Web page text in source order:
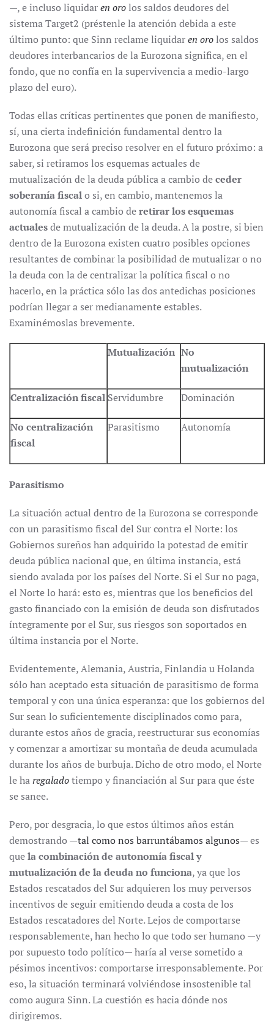
—, e incluso liquidaren orolos saldos deudores del
sistema Target2 (préstenle la atención debida a este
último punto: que Sinn reclame liquidaren orolos saldos
deudores interbancarios de la Eurozona significa, en el
fondo, que no confía en la supervivencia a medio-largo
plazo del euro).
Todas ellas críticas pertinentes que ponen de manifiesto,
sí, una cierta indefinición fundamental dentro la
Eurozona que será preciso resolver en el futuro próximo: a
saber, si retiramos los esquemas actuales de
mutualización de la deuda pública a cambio deceder
soberanía fiscalo si, en cambio, mantenemos la
autonomía fiscal a cambio deretirar los esquemas
actualesde mutualización de la deuda. A la postre, si bien
dentro de la Eurozona existen cuatro posibles opciones
resultantes de combinar la posibilidad de mutualizar o no
la deuda con la de centralizar la política fiscal o no
hacerlo, en la práctica sólo las dos antedichas posiciones
podrían llegar a ser medianamente estables.
Examinémoslas brevemente.
Mutualización No
mutualización
Centralización fiscal Servidumbre Dominación
No centralización
fiscal
Parasitismo Autonomía
Parasitismo
La situación actual dentro de la Eurozona se corresponde
con un parasitismo fiscal del Sur contra el Norte: los
Gobiernos sureños han adquirido la potestad de emitir
deuda pública nacional que, en última instancia, está
siendo avalada por los países del Norte. Si el Sur no paga,
el Norte lo hará: esto es, mientras que los beneficios del
gasto financiado con la emisión de deuda son disfrutados
íntegramente por el Sur, sus riesgos son soportados en
última instancia por el Norte.
Evidentemente, Alemania, Austria, Finlandia u Holanda
sólo han aceptado esta situación de parasitismo de forma
temporal y con una única esperanza: que los gobiernos del
Sur sean lo suficientemente disciplinados como para,
durante estos años de gracia, reestructurar sus economías
y comenzar a amortizar su montaña de deuda acumulada
durante los años de burbuja. Dicho de otro modo, el Norte
le haregaladotiempo y financiación al Sur para que éste
se sanee.
Pero, por desgracia, lo que estos últimos años están
demostrando —tal como nos barruntábamos algunos— es
quela combinación de autonomía fiscal y
mutualización de la deuda no funciona, ya que los
Estados rescatados del Sur adquieren los muy perversos
incentivos de seguir emitiendo deuda a costa de los
Estados rescatadores del Norte. Lejos de comportarse
responsablemente, han hecho lo que todo ser humano —y
por supuesto todo político— haría al verse sometido a
pésimos incentivos: comportarse irresponsablemente. Por
eso, la situación terminará volviéndose insostenible tal
como augura Sinn. La cuestión es hacia dónde nos
dirigiremos.